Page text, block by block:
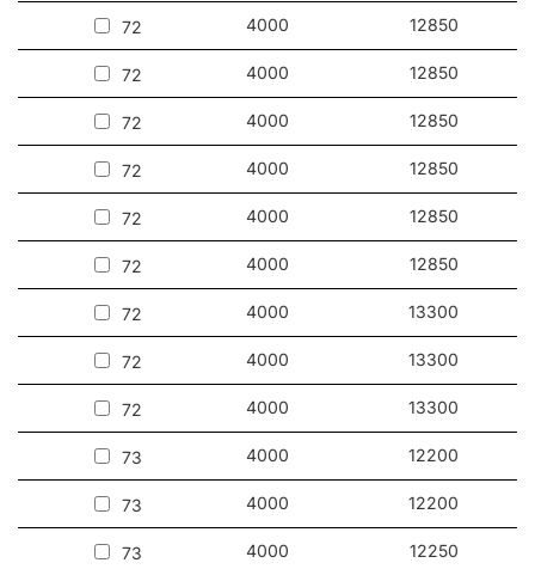
supplémentaires, également à un montage en saillie (montage
au plafond et au mur).
Application
Le luminaire est conçu pour être monté en suspension (à l'aide
de chaînes, de câbles, etc.) à l'intérieur et à l'extérieur des
bâtiments. Il sera parfait pour les usines, les halls de
production, les grands entrepôts et centres logistiques.
Autres produits de la famille Oculus LED
72 4000 12850
72 4000 12850
72 4000 12850
72 4000 12850
72 4000 12850
72 4000 12850
72 4000 13300
72 4000 13300
72 4000 13300
73 4000 12200
73 4000 12200
73 4000 12250